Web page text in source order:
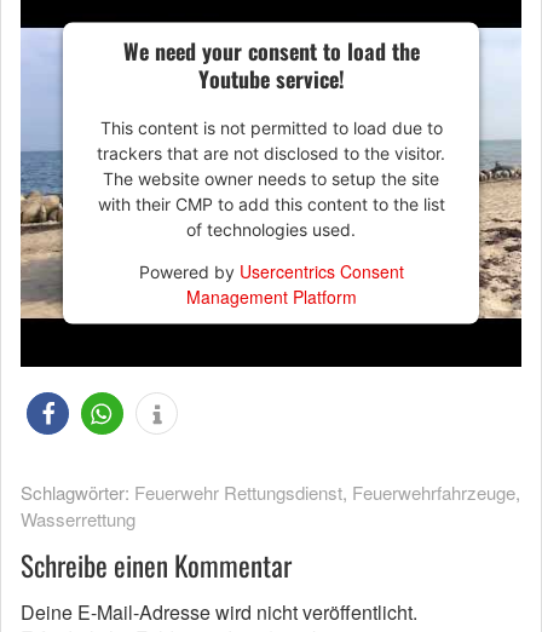
We need your consent to load the
Youtube service!
This content is not permitted to load due to
trackers that are not disclosed to the visitor.
The website owner needs to setup the site
with their CMP to add this content to the list
of technologies used.
Powered by Usercentrics Consent
Management Platform
Schlagwörter: Feuerwehr Rettungsdienst, Feuerwehrfahrzeuge,
Wasserrettung
Schreibe einen Kommentar
Deine E-Mail-Adresse wird nicht veröffentlicht.